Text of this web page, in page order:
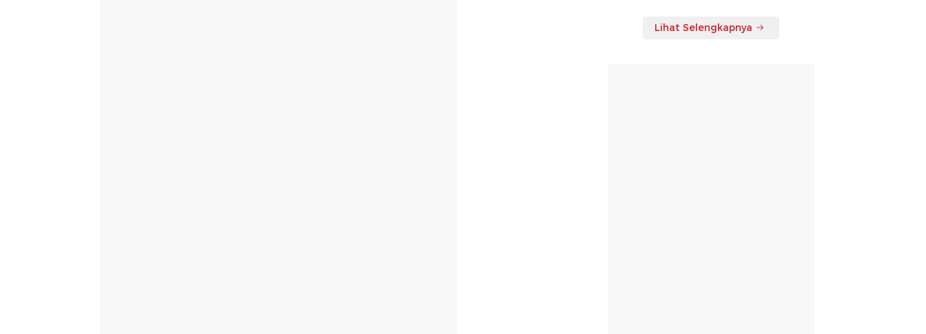
Lihat Selengkapnya